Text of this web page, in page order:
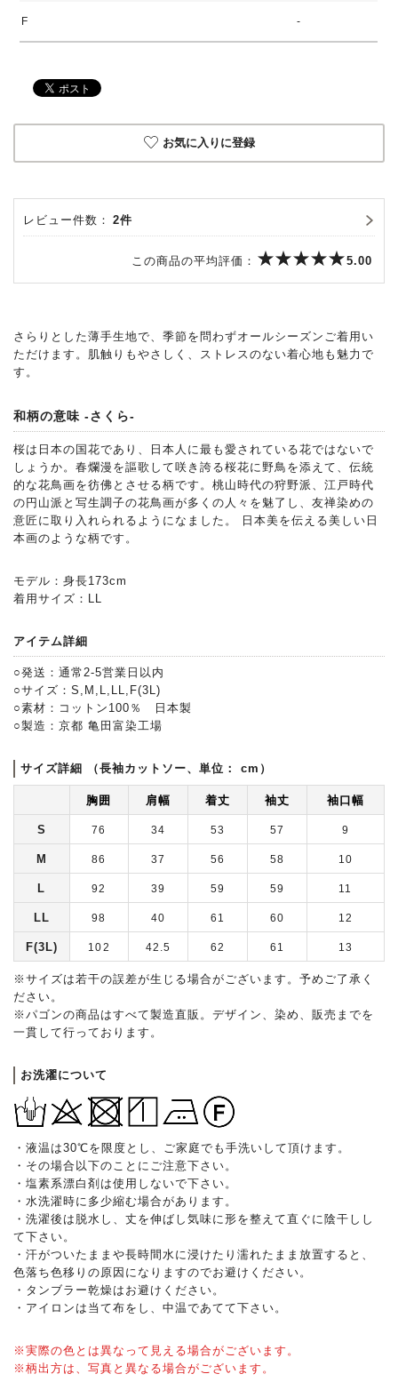
F -
お気に入りに登録
レビュー件数： 2件
この商品の平均評価： 5.00
さらりとした薄手生地で、季節を問わずオールシーズンご着用い
ただけます。肌触りもやさしく、ストレスのない着心地も魅力で
す。
和柄の意味 -さくら-
桜は日本の国花であり、日本人に最も愛されている花ではないで
しょうか。春爛漫を謳歌して咲き誇る桜花に野鳥を添えて、伝統
的な花鳥画を彷佛とさせる柄です。桃山時代の狩野派、江戸時代
の円山派と写生調子の花鳥画が多くの人々を魅了し、友禅染めの
意匠に取り入れられるようになました。 日本美を伝える美しい日
本画のような柄です。
モデル：身長173cm
着用サイズ：LL
アイテム詳細
○発送：通常2-5営業日以内
○サイズ：S,M,L,LL,F(3L)
○素材：コットン100％ 日本製
○製造：京都 亀田富染工場
サイズ詳細 （長袖カットソー、単位： cm）
胸囲 肩幅 着丈 袖丈 袖口幅
S 76 34 53 57 9
M 86 37 56 58 10
L 92 39 59 59 11
LL 98 40 61 60 12
F(3L) 102 42.5 62 61 13
※サイズは若干の誤差が生じる場合がございます。予めご了承く
ださい。
※パゴンの商品はすべて製造直販。デザイン、染め、販売までを
一貫して行っております。
お洗濯について
・液温は30℃を限度とし、ご家庭でも手洗いして頂けます。
・その場合以下のことにご注意下さい。
・塩素系漂白剤は使用しないで下さい。
・水洗濯時に多少縮む場合があります。
・洗濯後は脱水し、丈を伸ばし気味に形を整えて直ぐに陰干しし
て下さい。
・汗がついたままや長時間水に浸けたり濡れたまま放置すると、
色落ち色移りの原因になりますのでお避けください。
・タンブラー乾燥はお避けください。
・アイロンは当て布をし、中温であてて下さい。
※実際の色とは異なって見える場合がございます。
※柄出方は、写真と異なる場合がございます。